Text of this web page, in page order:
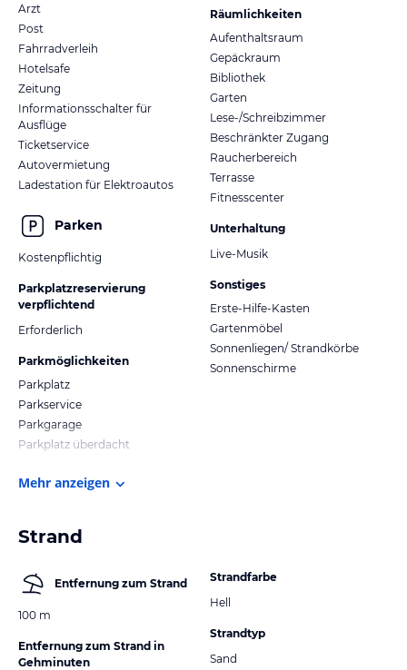
Arzt
Post
Fahrradverleih
Hotelsafe
Zeitung
Informationsschalter für
Ausflüge
Ticketservice
Autovermietung
Ladestation für Elektroautos
Parken
Kostenpflichtig
Parkplatzreservierung
verpflichtend
Erforderlich
Parkmöglichkeiten
Parkplatz
Parkservice
Parkgarage
Parkplatz überdacht
Räumlichkeiten
Aufenthaltsraum
Gepäckraum
Bibliothek
Garten
Lese-/Schreibzimmer
Beschränkter Zugang
Raucherbereich
Terrasse
Fitnesscenter
Unterhaltung
Live-Musik
Sonstiges
Erste-Hilfe-Kasten
Gartenmöbel
Sonnenliegen/ Strandkörbe
Sonnenschirme
Mehr anzeigen
Strand
Entfernung zum Strand
100 m
Entfernung zum Strand in
Gehminuten
Strandfarbe
Hell
Strandtyp
Sand